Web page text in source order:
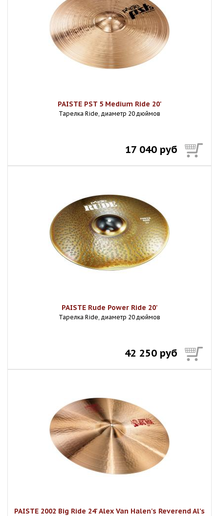
PAISTE PST 5 Medium Ride 20'
Тарелка Ride, диаметр 20 дюймов
17 040 руб
PAISTE Rude Power Ride 20'
Тарелка Ride, диаметр 20 дюймов
42 250 руб
PAISTE 2002 Big Ride 24' Alex Van Halen's Reverend Al's